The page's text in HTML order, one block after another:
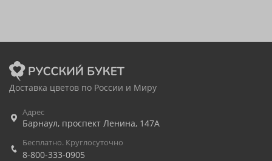
Доставка цветов по России и Миру
Адрес
Барнаул, проспект Ленина, 147А
Бесплатно. Круглосуточно
8-800-333-0905